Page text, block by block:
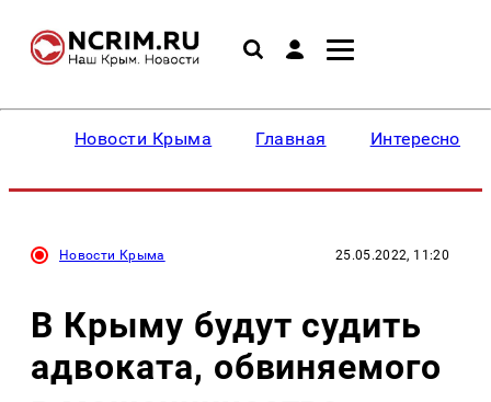
Новости Крыма Главная Интересное
Новости Крыма 25.05.2022, 11:20
В Крыму будут судить
адвоката, обвиняемого